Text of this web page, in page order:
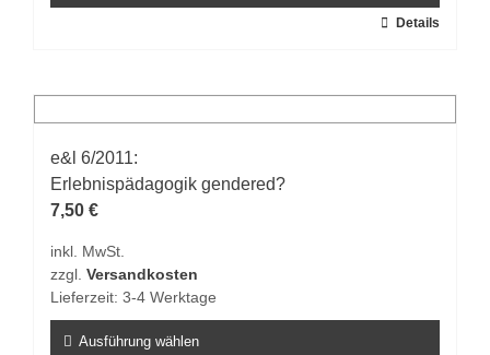
werden
Varianten
auf.
Die
Optionen
auf
der
gewählt
Details
e&l 6/2011:
Erlebnispädagogik gendered?
7,50 €
inkl. MwSt.
zzgl. Versandkosten
Lieferzeit: 3-4 Werktage
Ausführung wählen